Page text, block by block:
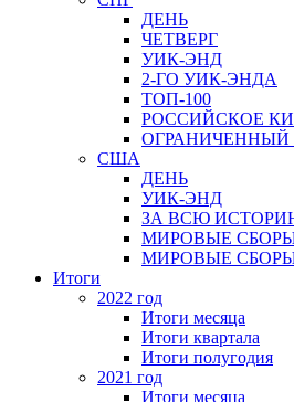
ДЕНЬ
ЧЕТВЕРГ
УИК-ЭНД
2-ГО УИК-ЭНДА
ТОП-100
РОССИЙСКОЕ
ОГРАНИЧЕННЫЙ
США
ДЕНЬ
УИК-ЭНД
ЗА ВСЮ
МИРОВЫЕ
МИРОВЫЕ
Итоги
2022 год
Итоги месяца
Итоги квартала
Итоги полугодия
2021 год
Итоги месяца